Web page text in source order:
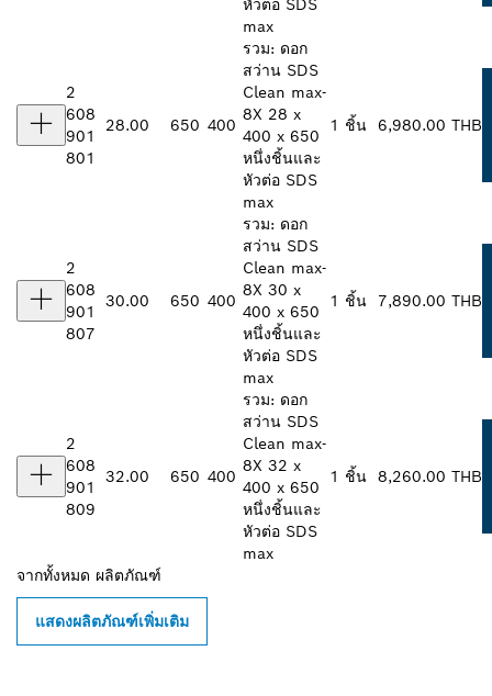
หัวต่อ SDS
max
2
608
901
801
28.00 650 400
รวม: ดอก
สว่าน SDS
Clean max-
8X 28 x
400 x 650
หนึ่งชิ้นและ
หัวต่อ SDS
max
1 ชิ้น 6,980.00 THB
2
608
901
807
30.00 650 400
รวม: ดอก
สว่าน SDS
Clean max-
8X 30 x
400 x 650
หนึ่งชิ้นและ
หัวต่อ SDS
max
1 ชิ้น 7,890.00 THB
2
608
901
809
32.00 650 400
รวม: ดอก
สว่าน SDS
Clean max-
8X 32 x
400 x 650
หนึ่งชิ้นและ
หัวต่อ SDS
max
1 ชิ้น 8,260.00 THB
จากทั้งหมด ผลิตภัณฑ์
แสดงผลิตภัณฑ์เพิ่มเติม